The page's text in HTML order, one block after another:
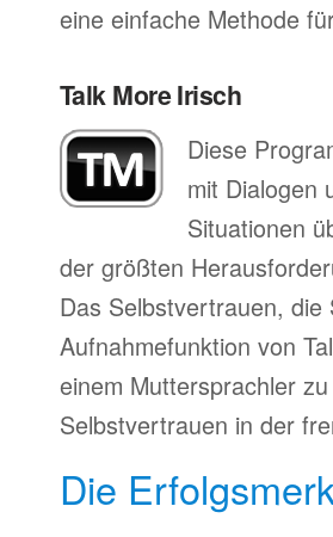
eine einfache Methode
Talk More Irisch
Diese
mit Dialogen
Situationen
der größten
Das Selbstvertrauen,
Aufnahmefunktion von
einem Muttersprachler
Selbstvertrauen in der
Die